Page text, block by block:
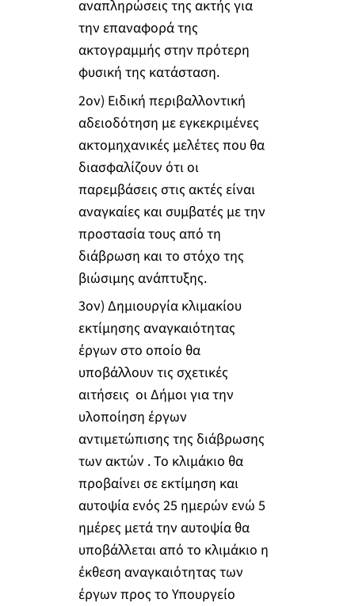
αναπληρώσεις της ακτής για
την επαναφορά της
ακτογραμμής στην πρότερη
φυσική της κατάσταση.
2ον) Ειδική περιβαλλοντική
αδειοδότηση με εγκεκριμένες
ακτομηχανικές μελέτες που θα
διασφαλίζουν ότι οι
παρεμβάσεις στις ακτές είναι
αναγκαίες και συμβατές με την
προστασία τους από τη
διάβρωση και το στόχο της
βιώσιμης ανάπτυξης.
3ον) Δημιουργία κλιμακίου
εκτίμησης αναγκαιότητας
έργων στο οποίο θα
υποβάλλουν τις σχετικές
αιτήσεις οι Δήμοι για την
υλοποίηση έργων
αντιμετώπισης της διάβρωσης
των ακτών . Το κλιμάκιο θα
προβαίνει σε εκτίμηση και
αυτοψία ενός 25 ημερών ενώ 5
ημέρες μετά την αυτοψία θα
υποβάλλεται από το κλιμάκιο η
έκθεση αναγκαιότητας των
έργων προς το Υπουργείο